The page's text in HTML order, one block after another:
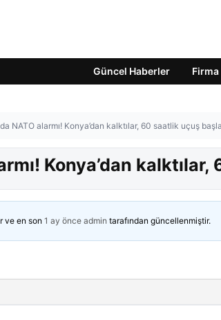
Güncel Haberler Firma
NATO alarmı! Konya’dan kalktılar, 60 saatlik uçuş
Konya’dan
ve en son 1 ay önce admin tarafından güncellenmiştir.